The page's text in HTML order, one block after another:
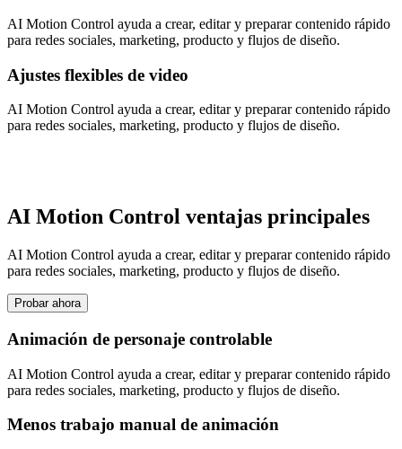
AI Motion Control ayuda a crear, editar y preparar contenido rápido
para redes sociales, marketing, producto y flujos de diseño.
Ajustes flexibles de video
AI Motion Control ayuda a crear, editar y preparar contenido rápido
para redes sociales, marketing, producto y flujos de diseño.
AI Motion Control ventajas principales
AI Motion Control ayuda a crear, editar y preparar contenido rápido
para redes sociales, marketing, producto y flujos de diseño.
Probar ahora
Animación de personaje controlable
AI Motion Control ayuda a crear, editar y preparar contenido rápido
para redes sociales, marketing, producto y flujos de diseño.
Menos trabajo manual de animación